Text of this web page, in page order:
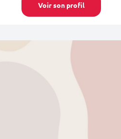
Voir son profil